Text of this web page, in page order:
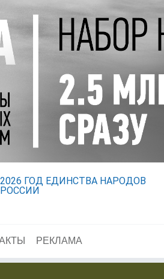
2026 ГОД ЕДИНСТВА НАРОДОВ
РОССИИ
РЕКЛАМА